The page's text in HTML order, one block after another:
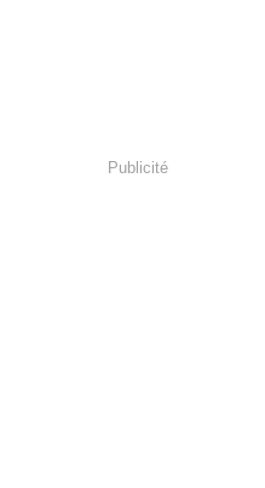
Publicité